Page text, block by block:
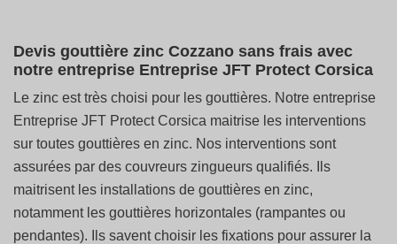
Devis gouttière zinc Cozzano sans frais avec
notre entreprise Entreprise JFT Protect Corsica
Le zinc est très choisi pour les gouttières. Notre entreprise
Entreprise JFT Protect Corsica maitrise les interventions
sur toutes gouttières en zinc. Nos interventions sont
assurées par des couvreurs zingueurs qualifiés. Ils
maitrisent les installations de gouttières en zinc,
notamment les gouttières horizontales (rampantes ou
pendantes). Ils savent choisir les fixations pour assurer la